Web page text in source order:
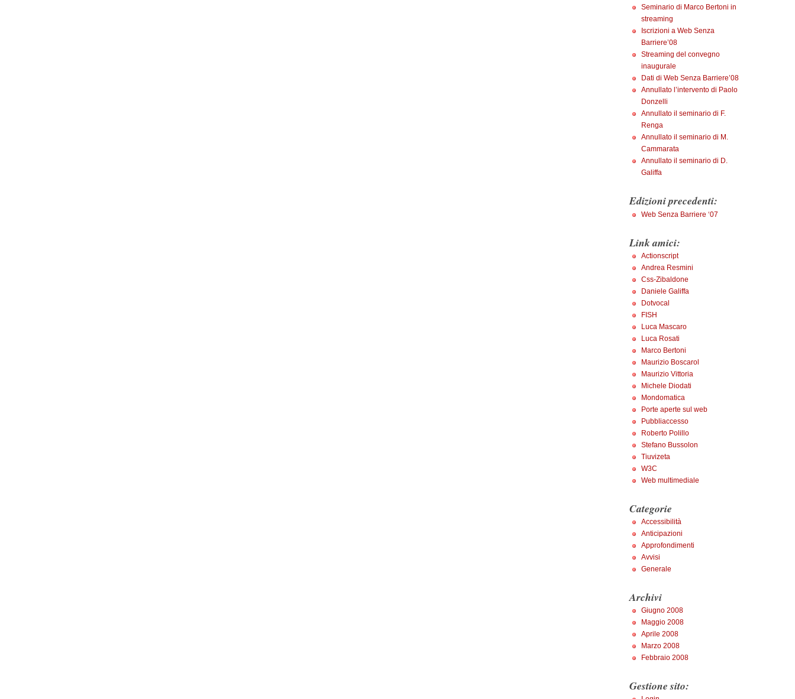
Seminario di Marco Bertoni in
streaming
Iscrizioni a Web Senza
Barriere’08
Streaming del convegno
inaugurale
Dati di Web Senza Barriere’08
Annullato l’intervento di Paolo
Donzelli
Annullato il seminario di F.
Renga
Annullato il seminario di M.
Cammarata
Annullato il seminario di D.
Galiffa
Edizioni precedenti:
Web Senza Barriere ‘07
Link amici:
Actionscript
Andrea Resmini
Css-Zibaldone
Daniele Galiffa
Dotvocal
FISH
Luca Mascaro
Luca Rosati
Marco Bertoni
Maurizio Boscarol
Maurizio Vittoria
Michele Diodati
Mondomatica
Porte aperte sul web
Pubbliaccesso
Roberto Polillo
Stefano Bussolon
Tiuvizeta
W3C
Web multimediale
Categorie
Accessibilità
Anticipazioni
Approfondimenti
Avvisi
Generale
Archivi
Giugno 2008
Maggio 2008
Aprile 2008
Marzo 2008
Febbraio 2008
Gestione sito: